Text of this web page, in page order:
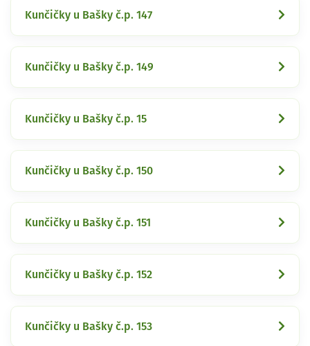
Kunčičky u Bašky č.p. 147
Kunčičky u Bašky č.p. 149
Kunčičky u Bašky č.p. 15
Kunčičky u Bašky č.p. 150
Kunčičky u Bašky č.p. 151
Kunčičky u Bašky č.p. 152
Kunčičky u Bašky č.p. 153